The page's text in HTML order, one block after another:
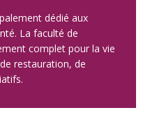
dédié aux
La faculté de
complet pour la vie
restauration, de